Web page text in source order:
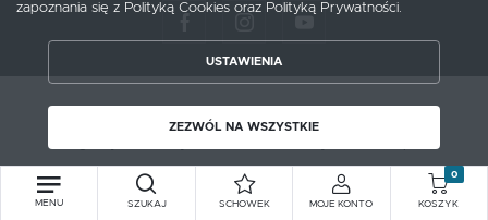
Copyright by meblecentrum.com.pl
MENU SZUKAJ SCHOWEK MOJE KONTO
0
KOSZYK
zapoznania się z Polityką Cookies oraz Polityką Prywatności.
USTAWIENIA
ZEZWÓL NA WSZYSTKIE
ZAPISZ WYBRANE